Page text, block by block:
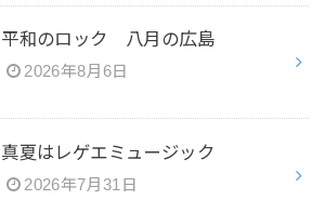
平和のロック 八月の広島
2026年8月6日
真夏はレゲエミュージック
2026年7月31日